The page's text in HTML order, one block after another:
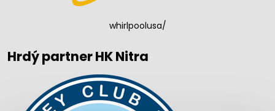
whirlpoolusa/
Hrdý partner HK Nitra